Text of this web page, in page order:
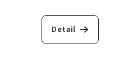
Detail